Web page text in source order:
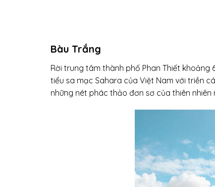
Bàu Trắng
Rời trung tâm thành phố Phan Thiết khoảng
tiểu sa mạc Sahara của Việt Nam với triền
những nét phác thảo đơn sơ của thiên